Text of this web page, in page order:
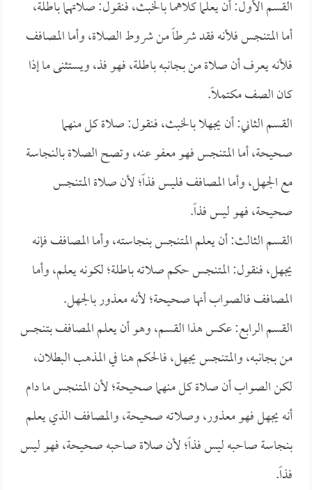
القسم الأول: أن يعلما كلاهما بالخبث، فنقول: صلاتهما باطلة،
أما المتنجس فلأنه فقد شرطاً من شروط الصلاة، وأما المصافف
فلأنه يعرف أن صلاة من بجانبه باطلة، فهو فذ، ويستثنى ما إذا
كان الصف مكتملاً.
القسم الثاني: أن يجهلا بالخبث، فنقول: صلاة كل منهما
صحيحة، أما المتنجس فهو معفو عنه، وتصح الصلاة بالنجاسة
مع الجهل، وأما المصافف فليس فذاً؛ لأن صلاة المتنجس
صحيحة، فهو ليس فذاً.
القسم الثالث: أن يعلم المتنجس بنجاسته، وأما المصافف فإنه
يجهل، فنقول: المتنجس حكم صلاته باطلة؛ لكونه يعلم، وأما
المصافف فالصواب أنها صحيحة؛ لأنه معذور بالجهل.
القسم الرابع: عكس هذا القسم، وهو أن يعلم المصافف بتنجس
من بجانبه، والمتنجس يجهل، فالحكم هنا في المذهب البطلان،
لكن الصواب أن صلاة كل منهما صحيحة؛ لأن المتنجس ما دام
أنه يجهل فهو معذور، وصلاته صحيحة، والمصافف الذي يعلم
بنجاسة صاحبه ليس فذاً؛ لأن صلاة صاحبه صحيحة، فهو ليس
فذاً.